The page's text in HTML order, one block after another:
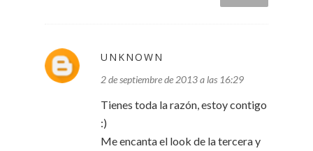
UNKNOWN
2 de septiembre de 2013 a las 16:29
Tienes toda la razón, estoy contigo
:)
Me encanta el look de la tercera y